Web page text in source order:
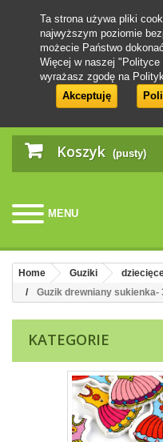
Koszyk (pusty)
MENU
Ta strona używa pliki
najwyższym poziomie
możecie Państwo
Więcej w naszej
wyrażasz zgodę na
Akceptuję
Home Guziki
Guzik drewniany sukienka-
KATEGORIE